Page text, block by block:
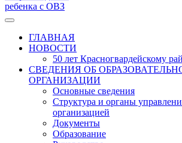
ребенка с ОВЗ
ГЛАВНАЯ
НОВОСТИ
50 лет Красногвардейскому
СВЕДЕНИЯ ОБ
ОРГАНИЗАЦИИ
Основные сведения
Структура и органы
организацией
Документы
Образование